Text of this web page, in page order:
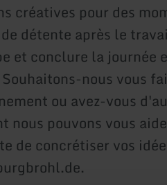
créatives pour des
détente après le
et conclure la journée
Souhaitons-nous vous
ou avez-vous
nous pouvons vous
de concrétiser vos